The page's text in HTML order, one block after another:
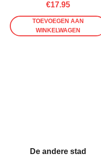
€17.95
TOEVOEGEN AAN
WINKELWAGEN
De andere stad